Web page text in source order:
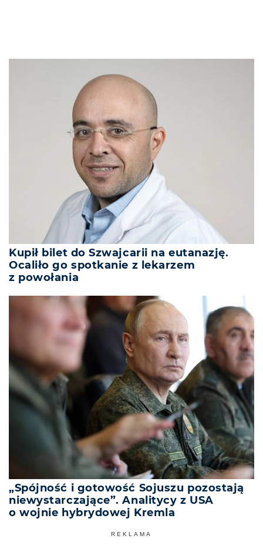
Kupił bilet do Szwajcarii na eutanazję.
Ocaliło go spotkanie z lekarzem
z powołania
„Spójność i gotowość Sojuszu pozostają
niewystarczające”. Analitycy z USA
o wojnie hybrydowej Kremla
REKLAMA